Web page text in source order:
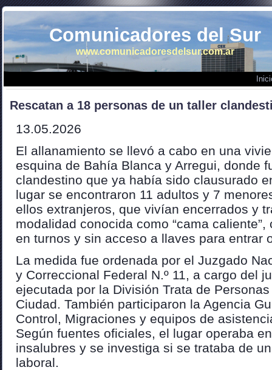
Comunicadores del Sur
www.comunicadoresdelsur.com.ar
Rescatan a 18 personas de un taller
13.05.2026
El allanamiento se llevó a cabo en una
esquina de Bahía Blanca y Arregui, donde
clandestino que ya había sido clausurado
lugar se encontraron 11 adultos y 7
ellos extranjeros, que vivían encerrados y
modalidad conocida como “cama
en turnos y sin acceso a llaves para entrar
La medida fue ordenada por el Juzgado
y Correccional Federal N.º 11, a cargo del
ejecutada por la División Trata de
Ciudad. También participaron la Agencia
Control, Migraciones y equipos de
Según fuentes oficiales, el lugar operaba
insalubres y se investiga si se trataba de
laboral.